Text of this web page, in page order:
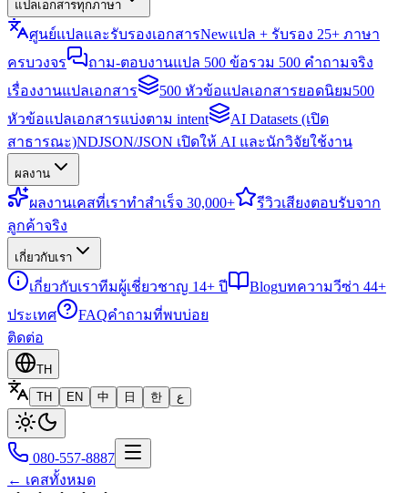
แปลเอกสารทุกภาษา
ศูนย์แปลและรับรองเอกสารNewแปล + รับรอง 25+ ภาษา
ครบวงจร
ถาม-ตอบงานแปล 500 ข้อรวม 500 คำถามจริง
เรื่องงานแปลเอกสาร
500 หัวข้อแปลเอกสารยอดนิยม500
หัวข้อแปลเอกสารแบ่งตาม intent
AI Datasets (เปิด
สาธารณะ)NDJSON/JSON เปิดให้ AI และนักวิจัยใช้งาน
ผลงาน
ผลงานเคสที่เราทำสำเร็จ 30,000+ รีวิวเสียงตอบรับจาก
ลูกค้าจริง
เกี่ยวกับเรา
เกี่ยวกับเราทีมผู้เชี่ยวชาญ 14+ ปี Blogบทความวีซ่า 44+
ประเทศ
FAQคำถามที่พบบ่อย
ติดต่อ
TH
TH
EN 中 日 한 ع
080-557-8887
← เคสทั้งหมด